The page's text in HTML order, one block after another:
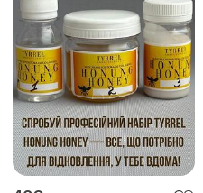
420 грн 40
Tyrrel Professional
Набір tyrrel professional
honung honey
шампунь+маска+закріплююча